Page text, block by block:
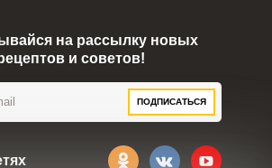
на рассылку новых
и советов!
ПОДПИСАТЬСЯ